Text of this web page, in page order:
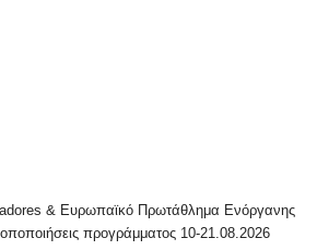
& Ευρωπαϊκό Πρωτάθλημα Ενόργανης
προγράμματος 10-21.08.2026